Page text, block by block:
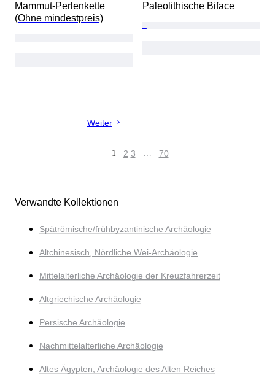
Mammut-Perlenkette
(Ohne mindestpreis)
Paleolithische Biface
Weiter
1 2 3 … 70
Verwandte Kollektionen
Spätrömische/frühbyzantinische Archäologie
Altchinesisch, Nördliche Wei-Archäologie
Mittelalterliche Archäologie der Kreuzfahrerzeit
Altgriechische Archäologie
Persische Archäologie
Nachmittelalterliche Archäologie
Altes Ägypten, Archäologie des Alten Reiches